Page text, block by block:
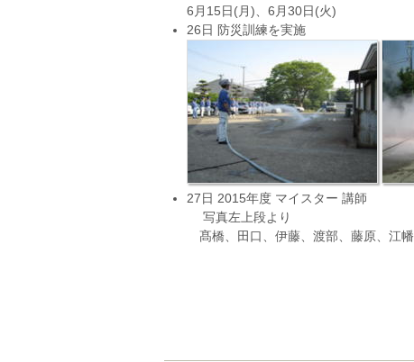
6月15日(月)、6月30日(火)
26日 防災訓練を実施
27日 2015年度 マイスター 講師
写真左上段より
髙橋、田口、伊藤、渡部、藤原、江幡